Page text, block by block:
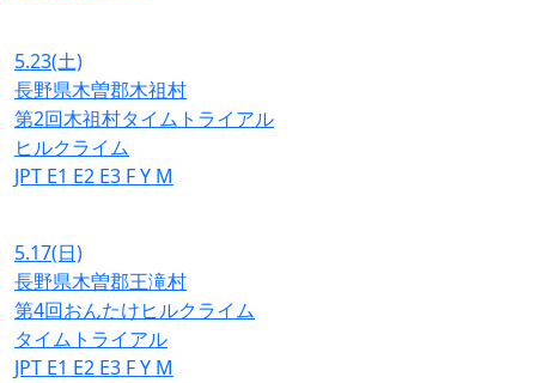
5.23(土)
長野県木曽郡木祖村
第2回木祖村タイムトライアル
ヒルクライム
JPT E1 E2 E3 FY M
5.17(日)
長野県木曽郡王滝村
第4回おんたけヒルクライム
タイムトライアル
JPT E1 E2 E3 FY M